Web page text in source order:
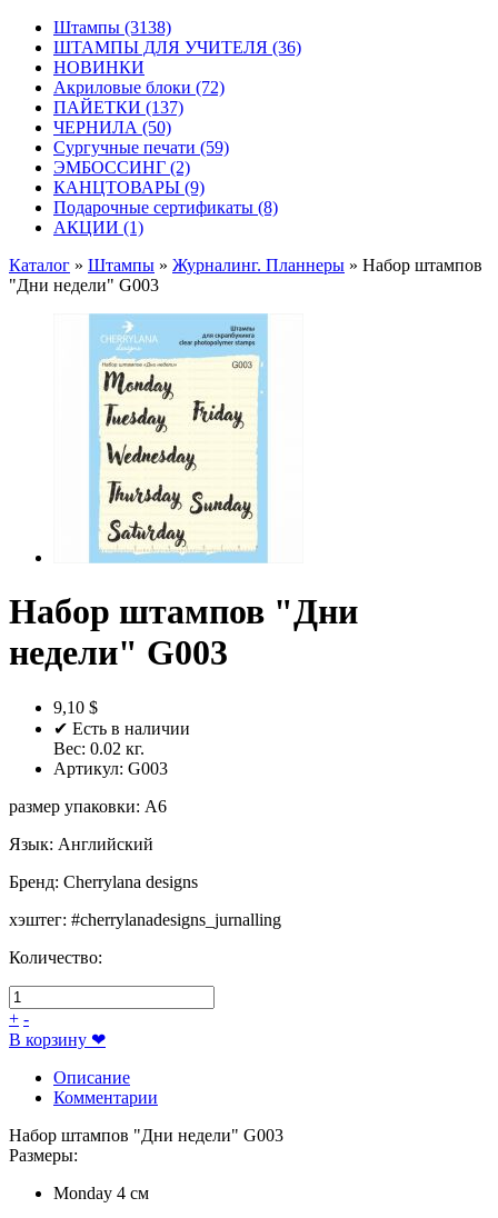
Штампы (3138)
ШТАМПЫ ДЛЯ УЧИТЕЛЯ (36)
НОВИНКИ
Акриловые блоки (72)
ПАЙЕТКИ (137)
ЧЕРНИЛА (50)
Сургучные печати (59)
ЭМБОССИНГ (2)
КАНЦТОВАРЫ (9)
Подарочные сертификаты (8)
АКЦИИ (1)
Каталог » Штампы » Журналинг. Планнеры » Набор штампов
"Дни недели" G003
Набор штампов "Дни
недели" G003
9,10 $
✔ Есть в наличии
Вес: 0.02 кг.
Артикул: G003
размер упаковки: A6
Язык: Английский
Бренд: Cherrylana designs
хэштег: #cherrylanadesigns_jurnalling
Количество:
+ -
В корзину ❤
Описание
Комментарии
Набор штампов "Дни недели" G003
Размеры:
Monday 4 см